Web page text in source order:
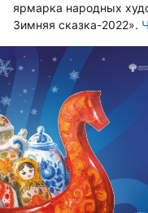
ярмарка народных
Зимняя сказка-2022».